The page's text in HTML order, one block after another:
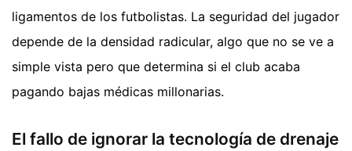
ligamentos de los futbolistas. La seguridad del jugador
depende de la densidad radicular, algo que no se ve a
simple vista pero que determina si el club acaba
pagando bajas médicas millonarias.
El fallo de ignorar la tecnología de drenaje